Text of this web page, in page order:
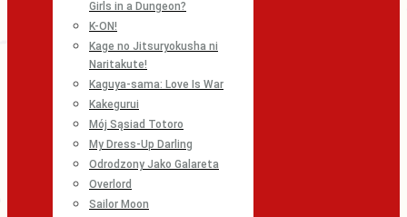
Girls in a Dungeon?
K-ON!
Kage no Jitsuryokusha ni
Naritakute!
Kaguya-sama: Love Is War
Kakegurui
Mój Sąsiad Totoro
My Dress-Up Darling
Odrodzony Jako Galareta
Overlord
Sailor Moon